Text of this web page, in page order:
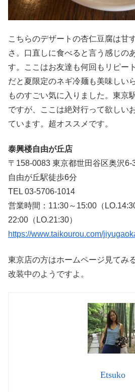
こちらのデザートの杏仁豆腐は甘
さ。口直しに食べると言う感じの
す。ここはお友達も何回もリピー
だと夏限定のネギ冷麺も美味しい
ものすごい気に入りました。東京
ですが、ここは絶対行って欲しい
ています。超オススメです。
泰興楼自由が丘店
〒158-0083 東京都世田谷区奥沢6-
自由が丘駅徒歩6分
TEL 03-5706-1014
営業時間：11:30～15:00（
22:00（LO.21:30）
https://www.taikourou.com/
東京店の方はホームページ見てみ
改装中のようですよ。
Etsuko